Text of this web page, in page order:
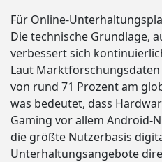
Für Online-
Die technische Grundlage,
verbessert sich
Laut
von rund 71 Prozent am
was bedeutet, dass
Gaming vor allem Android-
die größte Nutzerbasis
Unterhaltungsangebote